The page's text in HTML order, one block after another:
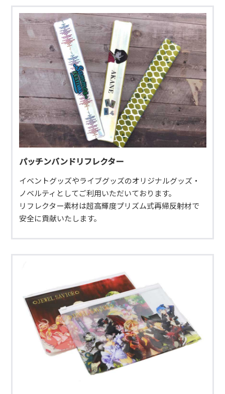
パッチンバンドリフレクター
イベントグッズやライブグッズのオリジナルグッズ・
ノベルティとしてご利用いただいております。
リフレクター素材は超高輝度プリズム式再帰反射材で
安全に貢献いたします。